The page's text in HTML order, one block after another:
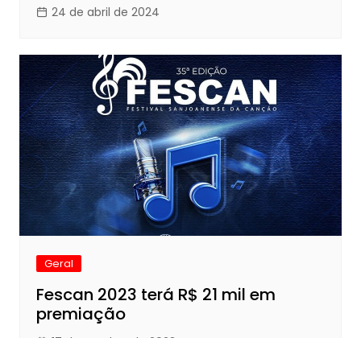
24 de abril de 2024
Geral
Fescan 2023 terá R$ 21 mil em
premiação